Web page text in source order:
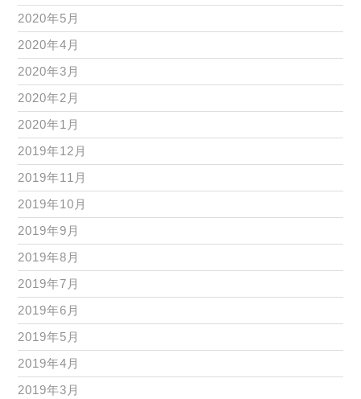
2020年5月
2020年4月
2020年3月
2020年2月
2020年1月
2019年12月
2019年11月
2019年10月
2019年9月
2019年8月
2019年7月
2019年6月
2019年5月
2019年4月
2019年3月